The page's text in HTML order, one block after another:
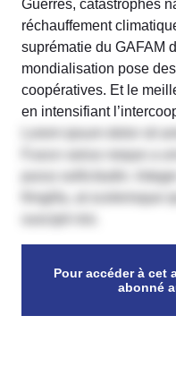
Guerres, catastrophes
réchauffement
suprématie du GAFAM
mondialisation pose
coopératives. Et le
en intensifiant
Lorem ipsum dolor sit
Fusce varius neque a
purus sollicitudin.
fringilla, at scelerisque
Pour accéder à cet
abonné